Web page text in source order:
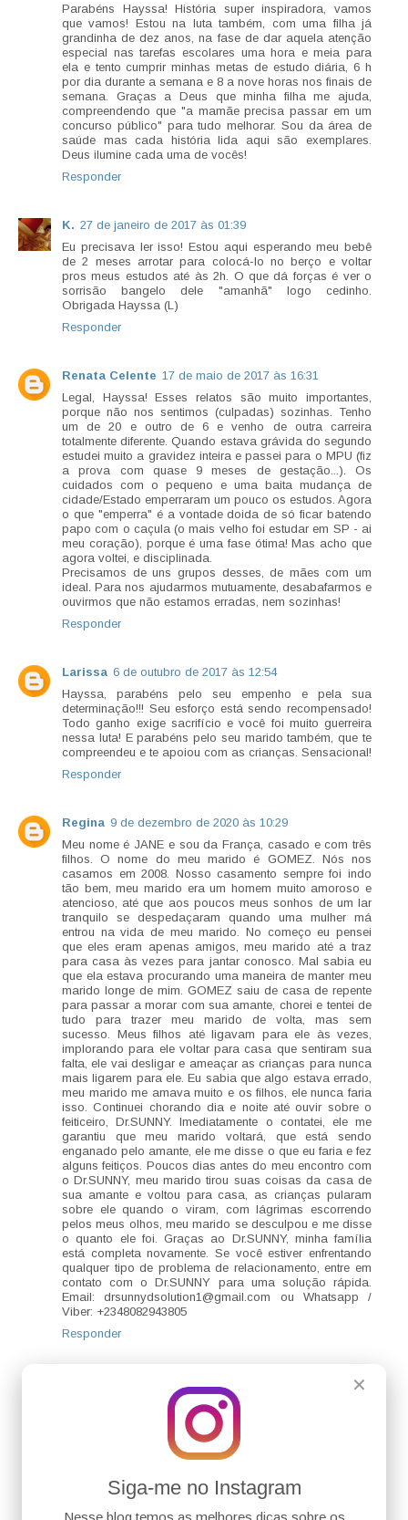
✕
Siga-me no Instagram
Nesse blog temos as melhores dicas sobre os
Parabéns Hayssa! História super inspiradora, vamos
que vamos! Estou na luta também, com uma filha já
grandinha de dez anos, na fase de dar aquela atenção
especial nas tarefas escolares uma hora e meia para
ela e tento cumprir minhas metas de estudo diária, 6 h
por dia durante a semana e 8 a nove horas nos finais de
semana. Graças a Deus que minha filha me ajuda,
compreendendo que "a mamãe precisa passar em um
concurso público" para tudo melhorar. Sou da área de
saúde mas cada história lida aqui são exemplares.
Deus ilumine cada uma de vocês!
Responder
K. 27 de janeiro de 2017 às 01:39
Eu precisava ler isso! Estou aqui esperando meu bebê
de 2 meses arrotar para colocá-lo no berço e voltar
pros meus estudos até às 2h. O que dá forças é ver o
sorrisão bangelo dele "amanhã" logo cedinho.
Obrigada Hayssa (L)
Responder
Renata Celente 17 de maio de 2017 às 16:31
Legal, Hayssa! Esses relatos são muito importantes,
porque não nos sentimos (culpadas) sozinhas. Tenho
um de 20 e outro de 6 e venho de outra carreira
totalmente diferente. Quando estava grávida do segundo
estudei muito a gravidez inteira e passei para o MPU (fiz
a prova com quase 9 meses de gestação...). Os
cuidados com o pequeno e uma baita mudança de
cidade/Estado emperraram um pouco os estudos. Agora
o que "emperra" é a vontade doida de só ficar batendo
papo com o caçula (o mais velho foi estudar em SP - ai
meu coração), porque é uma fase ótima! Mas acho que
agora voltei, e disciplinada.
Precisamos de uns grupos desses, de mães com um
ideal. Para nos ajudarmos mutuamente, desabafarmos e
ouvirmos que não estamos erradas, nem sozinhas!
Responder
Larissa 6 de outubro de 2017 às 12:54
Hayssa, parabéns pelo seu empenho e pela sua
determinação!!! Seu esforço está sendo recompensado!
Todo ganho exige sacrifício e você foi muito guerreira
nessa luta! E parabéns pelo seu marido também, que te
compreendeu e te apoiou com as crianças. Sensacional!
Responder
Regina 9 de dezembro de 2020 às 10:29
Meu nome é JANE e sou da França, casado e com três
filhos. O nome do meu marido é GOMEZ. Nós nos
casamos em 2008. Nosso casamento sempre foi indo
tão bem, meu marido era um homem muito amoroso e
atencioso, até que aos poucos meus sonhos de um lar
tranquilo se despedaçaram quando uma mulher má
entrou na vida de meu marido. No começo eu pensei
que eles eram apenas amigos, meu marido até a traz
para casa às vezes para jantar conosco. Mal sabia eu
que ela estava procurando uma maneira de manter meu
marido longe de mim. GOMEZ saiu de casa de repente
para passar a morar com sua amante, chorei e tentei de
tudo para trazer meu marido de volta, mas sem
sucesso. Meus filhos até ligavam para ele às vezes,
implorando para ele voltar para casa que sentiram sua
falta, ele vai desligar e ameaçar as crianças para nunca
mais ligarem para ele. Eu sabia que algo estava errado,
meu marido me amava muito e os filhos, ele nunca faria
isso. Continuei chorando dia e noite até ouvir sobre o
feiticeiro, Dr.SUNNY. Imediatamente o contatei, ele me
garantiu que meu marido voltará, que está sendo
enganado pelo amante, ele me disse o que eu faria e fez
alguns feitiços. Poucos dias antes do meu encontro com
o Dr.SUNNY, meu marido tirou suas coisas da casa de
sua amante e voltou para casa, as crianças pularam
sobre ele quando o viram, com lágrimas escorrendo
pelos meus olhos, meu marido se desculpou e me disse
o quanto ele foi. Graças ao Dr.SUNNY, minha família
está completa novamente. Se você estiver enfrentando
qualquer tipo de problema de relacionamento, entre em
contato com o Dr.SUNNY para uma solução rápida.
Email: drsunnydsolution1@gmail.com ou Whatsapp /
Viber: +2348082943805
Responder